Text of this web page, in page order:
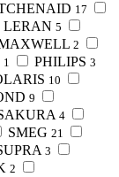
17
LERAN 5
2
1 PHILIPS 3
10
9
4
SMEG 21
3
2